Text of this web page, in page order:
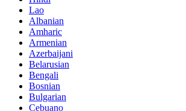
Lao
Albanian
Amharic
Armenian
Azerbaijani
Belarusian
Bengali
Bosnian
Bulgarian
Cebuano